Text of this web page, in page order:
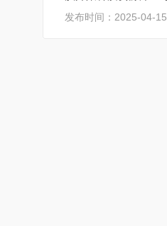
发布时间：2025-04-15